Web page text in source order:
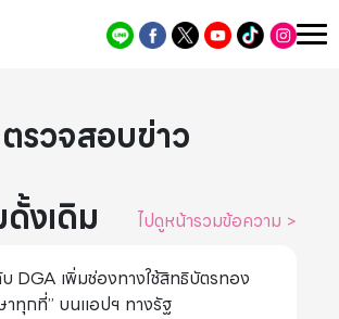
ตรวจสอบข่าว
งเดิม
ไปดูหน้ารวมข้อความ >
DGA เพิ่มช่องทางใช้สิทธิบัตรทอง
าทุกที่” บนแอปฯ ทางรัฐ